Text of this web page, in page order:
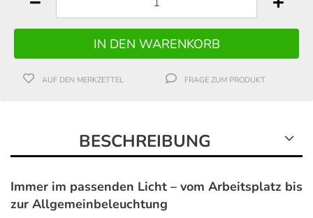
AUF DEN MERKZETTEL FRAGE ZUM PRODUKT
BESCHREIBUNG
Immer im passenden Licht – vom Arbeitsplatz bis
zur Allgemeinbeleuchtung